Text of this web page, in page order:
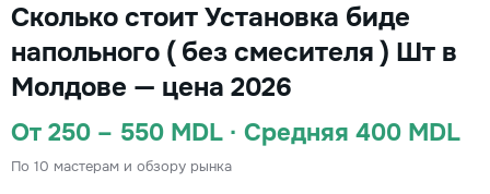
Сколько стоит Установка биде
напольного ( без смесителя ) Шт в
Молдове — цена 2026
От 250 – 550 MDL · Средняя 400 MDL
По 10 мастерам и обзору рынка